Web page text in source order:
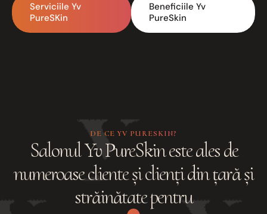
Serviciile Yv
PureSKin
Beneficiile Yv
PureSkin
DE CE YV PURESKIN?
Salonul Yv PureSkin este ales de
numeroase cliente și clienți din țară și
străinătate pentru